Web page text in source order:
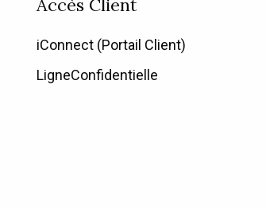
iConnect (Portail Client)
LigneConfidentielle